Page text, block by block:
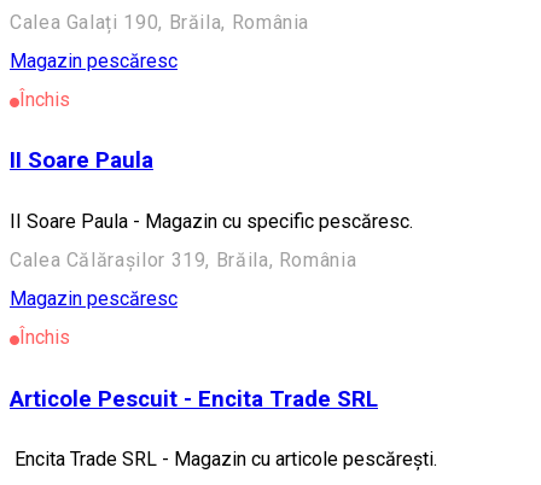
Calea Galați 190, Brăila, România
Magazin pescăresc
Închis
II Soare Paula
II Soare Paula - Magazin cu specific pescăresc.
Calea Călărașilor 319, Brăila, România
Magazin pescăresc
Închis
Articole Pescuit - Encita Trade SRL
Encita Trade SRL - Magazin cu articole pescărești.